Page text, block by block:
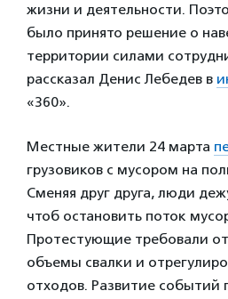
жизни и деятельности.
было принято решение о
территории силами
рассказал Денис Лебедев в
«360».
Местные жители 24 марта
грузовиков с мусором на
Сменяя друг друга, люди
чтоб остановить поток
Протестующие требовали
объемы свалки и
отходов. Развитие событий